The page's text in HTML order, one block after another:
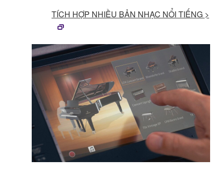
TÍCH HỢP NHIỀU BẢN NHẠC NỔI TIẾNG >